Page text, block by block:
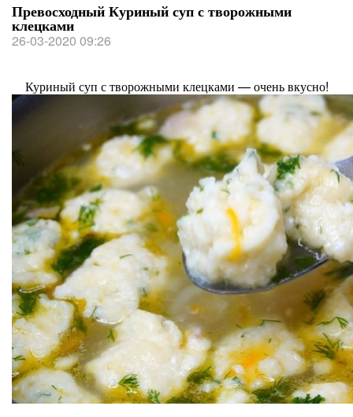
Превосходный Куриный суп с творожными
клецками
26-03-2020 09:26
Куриный суп с творожными клецками — очень вкусно!